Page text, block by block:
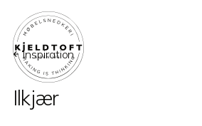
Inspiration
Ilkjær